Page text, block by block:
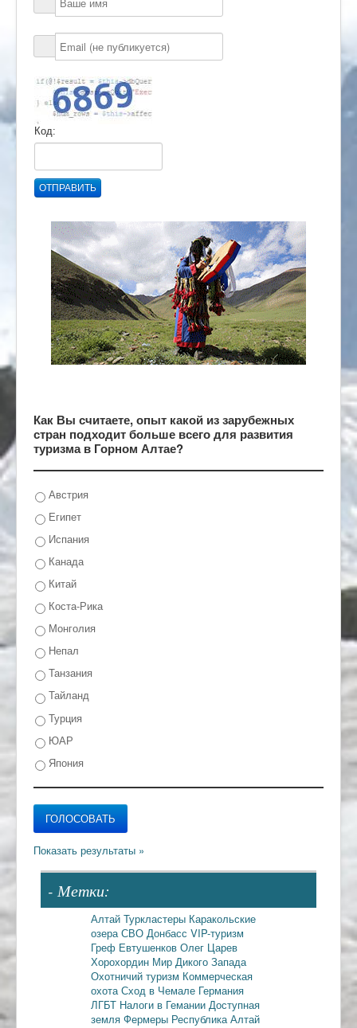
Код:
ОТПРАВИТЬ
Как Вы считаете, опыт какой из зарубежных
стран подходит больше всего для развития
туризма в Горном Алтае?
Австрия
Египет
Испания
Канада
Китай
Коста-Рика
Монголия
Непал
Танзания
Тайланд
Турция
ЮАР
Япония
- Метки:
Алтай Туркластеры Каракольские
озера СВО Донбасс VIP-туризм
Греф Евтушенков Олег Царев
Хорохордин Мир Дикого Запада
Охотничий туризм Коммерческая
охота Сход в Чемале Германия
ЛГБТ Налоги в Гемании Доступная
земля Фермеры Республика Алтай